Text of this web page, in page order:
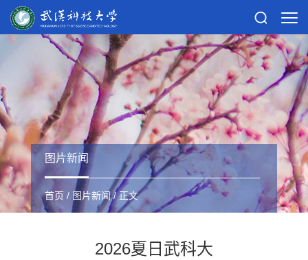
图片新闻
首页 / 图片新闻/ 正文
2026夏日武科大